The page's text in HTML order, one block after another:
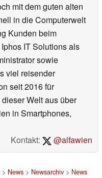
mit dem guten alten
in die Computerwelt
Kunden beim
IT Solutions als
sowie
viel reisender
seit 2016 für
Welt aus über
in Smartphones,
Kontakt:
@alfawien
> News> Newsarchiv> News